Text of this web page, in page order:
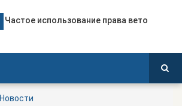
План Польши по предоставлению бе
Частое использование права вето
Польские яблоки готовятся к дебю
Посол Украины в Польше готовится
Польша опережает Германию по тем
Новости